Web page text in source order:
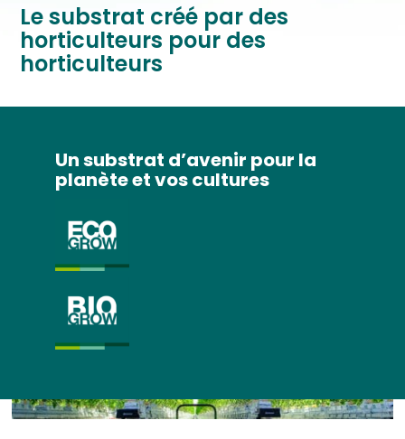
Le substrat créé par des
horticulteurs pour des
horticulteurs
Un substrat d’avenir pour la
planète et vos cultures
CHOIX NATUREL